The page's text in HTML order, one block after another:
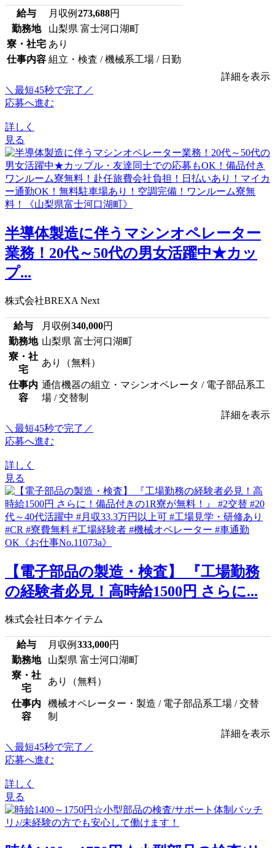
給与 月収例 273,688円
勤務地
山梨県 富士河口湖町
寮・社宅 あり
仕事内容 組立・検査 / 機械系工場 / 日勤
詳細を表示
＼最短45秒で完了／
応募へ進む
詳しく
見る
半導体製造に伴うマシンオペレーター
業務！20代～50代の男女活躍中★カッ
プ...
株式会社BREXA Next
給与 月収例 340,000円
勤務地 山梨県 富士河口湖町
寮・社
宅
あり（無料）
仕事内
容
通信機器の組立・マシンオペレータ / 電子部品系工
場 / 交替制
詳細を表示
＼最短45秒で完了／
応募へ進む
詳しく
見る
【電子部品の製造・検査】 『工場勤務
の経験者必見！高時給1500円 さらに...
株式会社日本ケイテム
給与 月収例 333,000円
勤務地
山梨県 富士河口湖町
寮・社
宅
あり（無料）
仕事内
容
機械オペレーター・製造 / 電子部品系工場 / 交替
制
詳細を表示
＼最短45秒で完了／
応募へ進む
詳しく
見る